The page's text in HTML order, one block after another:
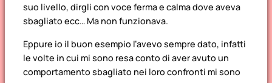
suo livello, dirgli con voce ferma e calma dove aveva
sbagliato ecc… Ma non funzionava.
Eppure io il buon esempio l’avevo sempre dato, infatti
le volte in cui mi sono resa conto di aver avuto un
comportamento sbagliato nei loro confronti mi sono